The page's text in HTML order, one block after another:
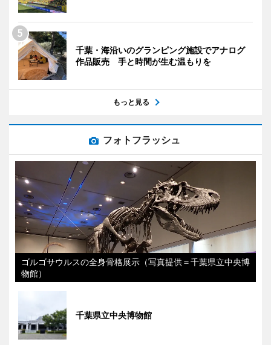
千葉・海沿いのグランピング施設でアナログ
作品販売 手と時間が生む温もりを
もっと見る
フォトフラッシュ
ゴルゴサウルスの全身骨格展示（写真提供＝千葉県立中央博
物館）
千葉県立中央博物館